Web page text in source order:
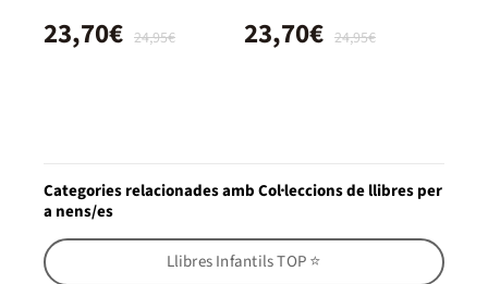
24,95€
23,70€ 24,95€
23,70€
Categories relacionades amb Col·leccions de llibres per
a nens/es
Llibres Infantils TOP ⭐